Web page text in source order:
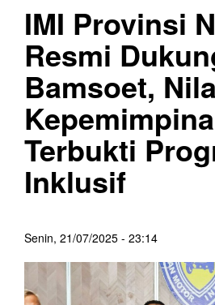
IMI Provinsi
Resmi
Bamsoet,
Terbukti
Inklusif
Senin, 21/07/2025 - 23:14